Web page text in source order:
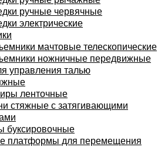
ручные червячные
электрические
мачтовые телескопические
ножничные передвижные
управления талью
ленточные
стяжные с затягивающими
буксировочные
платформы для перемещения